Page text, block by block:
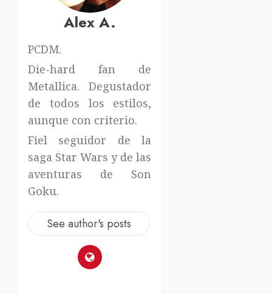
Alex A.
PCDM.
Die-hard fan de
Metallica. Degustador
de todos los estilos,
aunque con criterio.
Fiel seguidor de la
saga Star Wars y de las
aventuras de Son
Goku.
See author's posts